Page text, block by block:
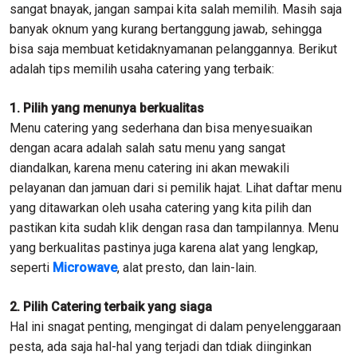
sangat bnayak, jangan sampai kita salah memilih. Masih saja
banyak oknum yang kurang bertanggung jawab, sehingga
bisa saja membuat ketidaknyamanan pelanggannya. Berikut
adalah tips memilih usaha catering yang terbaik:
1. Pilih yang menunya berkualitas
Menu catering yang sederhana dan bisa menyesuaikan
dengan acara adalah salah satu menu yang sangat
diandalkan, karena menu catering ini akan mewakili
pelayanan dan jamuan dari si pemilik hajat. Lihat daftar menu
yang ditawarkan oleh usaha catering yang kita pilih dan
pastikan kita sudah klik dengan rasa dan tampilannya. Menu
yang berkualitas pastinya juga karena alat yang lengkap,
seperti Microwave, alat presto, dan lain-lain.
2. Pilih Catering terbaik yang siaga
Hal ini snagat penting, mengingat di dalam penyelenggaraan
pesta, ada saja hal-hal yang terjadi dan tdiak diinginkan